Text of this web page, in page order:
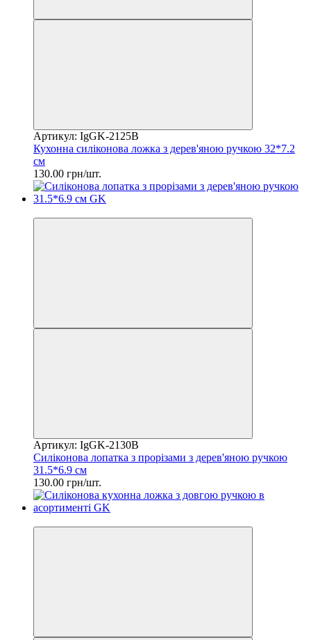
Артикул: IgGK-2125В
Кухонна силіконова ложка з дерев'яною ручкою 32*7.2
см
130.00 грн/шт.
Артикул: IgGK-2130В
Силіконова лопатка з прорізами з дерев'яною ручкою
31.5*6.9 см
130.00 грн/шт.